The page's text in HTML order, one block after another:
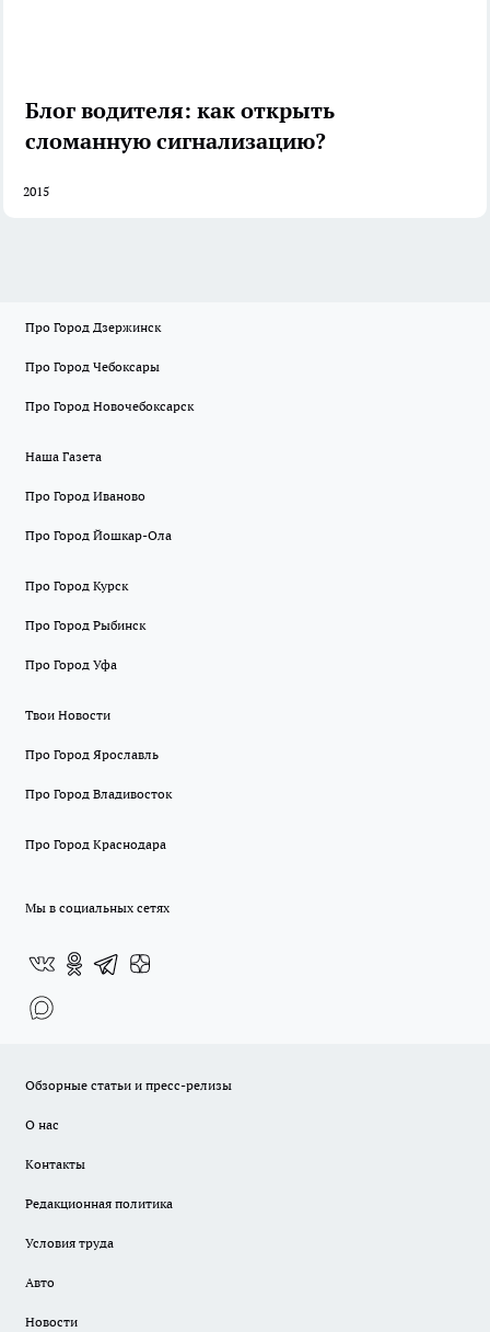
Блог водителя: как открыть
сломанную сигнализацию?
2015
Про Город Дзержинск
Про Город Чебоксары
Про Город Новочебоксарск
Наша Газета
Про Город Иваново
Про Город Йошкар-Ола
Про Город Курск
Про Город Рыбинск
Про Город Уфа
Твои Новости
Про Город Ярославль
Про Город Владивосток
Про Город Краснодара
Мы в социальных сетях
Обзорные статьи и пресс-релизы
О нас
Контакты
Редакционная политика
Условия труда
Авто
Новости